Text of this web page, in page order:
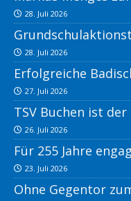
28. Juli 2026
28. Juli 2026
Erfolgreiche
27. Juli 2026
TSV Buchen ist
26. Juli 2026
Für 255 Jahre
23. Juli 2026
Ohne Gegentor